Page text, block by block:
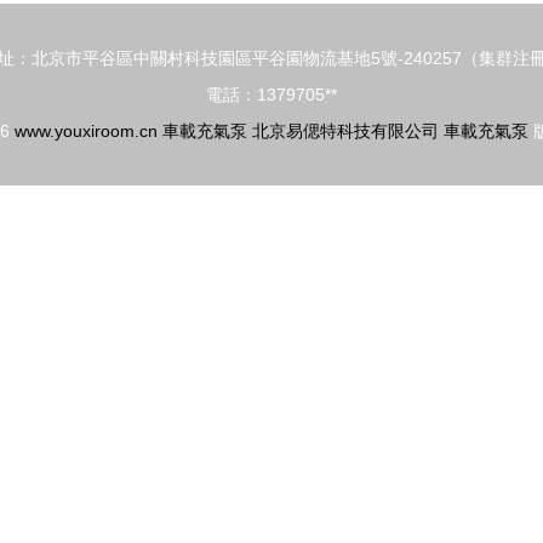
：北京市平谷區中關村科技園區平谷園物流基地5號-240257（集群注冊
電話：1379705**
www.youxiroom.cn 車載充氣泵 北京易偲特科技有限公司 車載充氣泵